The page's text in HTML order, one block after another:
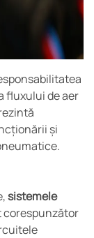
fluxului de aer
și
sistemele